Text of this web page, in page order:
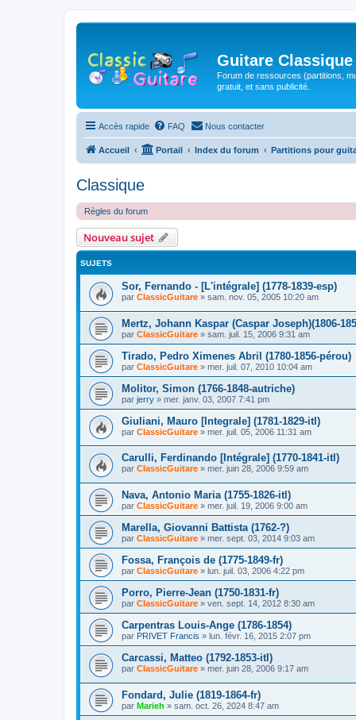
Guitare Classique
Forum de ressources (partitions,
gratuit, et sans publicité.
Accès rapide FAQ Nous contacter
Accueil Portail Index du forum Partitions pour
Classique
Règles du forum
Nouveau sujet
SUJETS
Sor, Fernando - [L'intégrale] (1778-1839-esp)
par ClassicGuitare » sam. nov. 05, 2005 10:20 am
Mertz, Johann Kaspar (Caspar Joseph)(1806-
par ClassicGuitare » sam. juil. 15, 2006 9:31 am
Tirado, Pedro Ximenes Abril (1780-1856-pérou)
par ClassicGuitare » mer. juil. 07, 2010 10:04 am
Molitor, Simon (1766-1848-autriche)
par jerry » mer. janv. 03, 2007 7:41 pm
Giuliani, Mauro [Integrale] (1781-1829-itl)
par ClassicGuitare » mer. juil. 05, 2006 11:31 am
Carulli, Ferdinando [Intégrale] (1770-1841-itl)
par ClassicGuitare » mer. juin 28, 2006 9:59 am
Nava, Antonio Maria (1755-1826-itl)
par ClassicGuitare » mer. juil. 19, 2006 9:00 am
Marella, Giovanni Battista (1762-?)
par ClassicGuitare » mer. sept. 03, 2014 9:03 am
Fossa, François de (1775-1849-fr)
par ClassicGuitare » lun. juil. 03, 2006 4:22 pm
Porro, Pierre-Jean (1750-1831-fr)
par ClassicGuitare » ven. sept. 14, 2012 8:30 am
Carpentras Louis-Ange (1786-1854)
par PRIVET Francis » lun. févr. 16, 2015 2:07 pm
Carcassi, Matteo (1792-1853-itl)
par ClassicGuitare » mer. juin 28, 2006 9:17 am
Fondard, Julie (1819-1864-fr)
par Marieh » sam. oct. 26, 2024 8:47 am